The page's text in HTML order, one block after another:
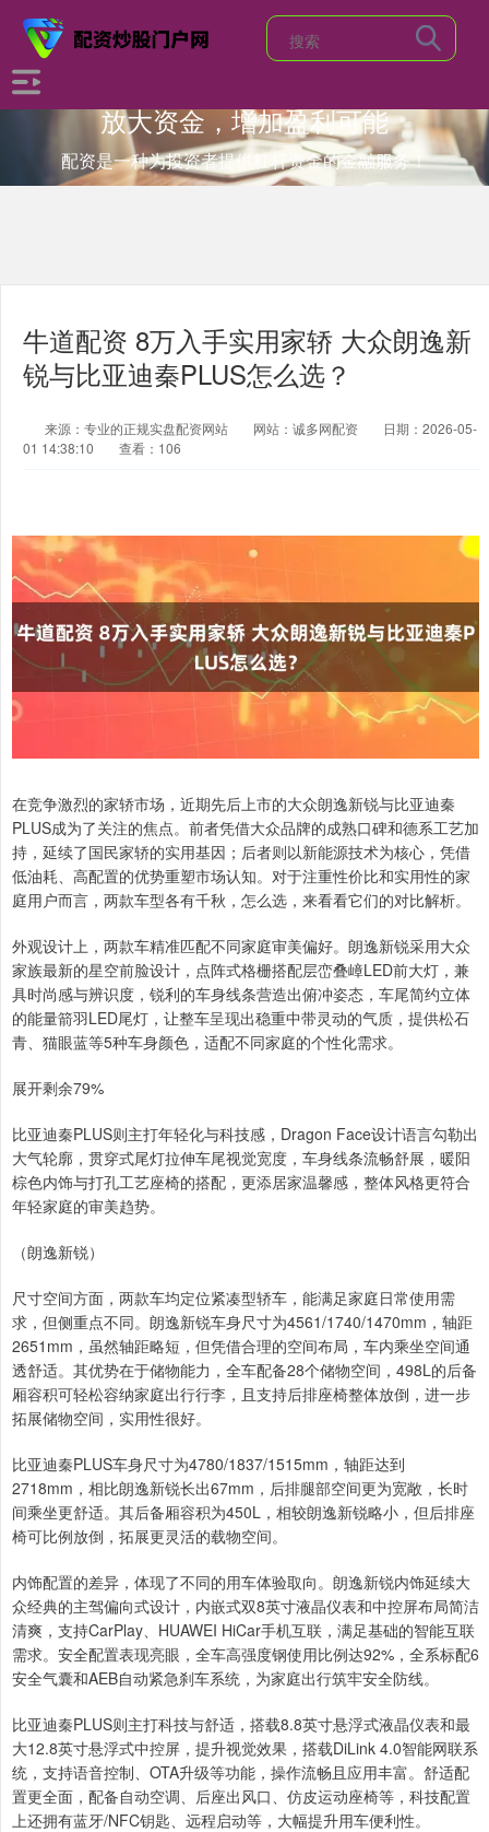
放大资金，增加盈利可能
配资是一种为投资者提供杠杆资金的金融服务！
牛道配资 8万入手实用家轿 大众朗逸新
锐与比亚迪秦PLUS怎么选？
来源：专业的正规实盘配资网站 网站：诚多网配资
日期：2026-05-
01 14:38:10
查看：106
在竞争激烈的家轿市场，近期先后上市的大众朗逸新锐与比亚迪秦
PLUS成为了关注的焦点。前者凭借大众品牌的成熟口碑和德系工艺加
持，延续了国民家轿的实用基因；后者则以新能源技术为核心，凭借
低油耗、高配置的优势重塑市场认知。对于注重性价比和实用性的家
庭用户而言，两款车型各有千秋，怎么选，来看看它们的对比解析。
外观设计上，两款车精准匹配不同家庭审美偏好。朗逸新锐采用大众
家族最新的星空前脸设计，点阵式格栅搭配层峦叠嶂LED前大灯，兼
具时尚感与辨识度，锐利的车身线条营造出俯冲姿态，车尾简约立体
的能量箭羽LED尾灯，让整车呈现出稳重中带灵动的气质，提供松石
青、猫眼蓝等5种车身颜色，适配不同家庭的个性化需求。
展开剩余79%
比亚迪秦PLUS则主打年轻化与科技感，Dragon Face设计语言勾勒出
大气轮廓，贯穿式尾灯拉伸车尾视觉宽度，车身线条流畅舒展，暖阳
棕色内饰与打孔工艺座椅的搭配，更添居家温馨感，整体风格更符合
年轻家庭的审美趋势。
（朗逸新锐）
尺寸空间方面，两款车均定位紧凑型轿车，能满足家庭日常使用需
求，但侧重点不同。朗逸新锐车身尺寸为4561/1740/1470mm，轴距
2651mm，虽然轴距略短，但凭借合理的空间布局，车内乘坐空间通
透舒适。其优势在于储物能力，全车配备28个储物空间，498L的后备
厢容积可轻松容纳家庭出行行李，且支持后排座椅整体放倒，进一步
拓展储物空间，实用性很好。
比亚迪秦PLUS车身尺寸为4780/1837/1515mm，轴距达到
2718mm，相比朗逸新锐长出67mm，后排腿部空间更为宽敞，长时
间乘坐更舒适。其后备厢容积为450L，相较朗逸新锐略小，但后排座
椅可比例放倒，拓展更灵活的载物空间。
内饰配置的差异，体现了不同的用车体验取向。朗逸新锐内饰延续大
众经典的主驾偏向式设计，内嵌式双8英寸液晶仪表和中控屏布局简洁
清爽，支持CarPlay、HUAWEI HiCar手机互联，满足基础的智能互联
需求。安全配置表现亮眼，全车高强度钢使用比例达92%，全系标配6
安全气囊和AEB自动紧急刹车系统，为家庭出行筑牢安全防线。
比亚迪秦PLUS则主打科技与舒适，搭载8.8英寸悬浮式液晶仪表和最
大12.8英寸悬浮式中控屏，提升视觉效果，搭载DiLink 4.0智能网联系
统，支持语音控制、OTA升级等功能，操作流畅且应用丰富。舒适配
置更全面，配备自动空调、后座出风口、仿皮运动座椅等，科技配置
上还拥有蓝牙/NFC钥匙、远程启动等，大幅提升用车便利性。